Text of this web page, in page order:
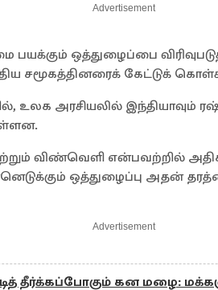
Advertisement
பயக்கும் ஒத்துழைப்பை
சமூகத்தினரைக் கேட்டுக்
உலக அரசியலில் இந்தியாவும்
மற்றும் விண்வெளி என்பவற்றில்
ஒத்துழைப்பு அதன்
Advertisement
தீர்க்கப்போகும் கன மழை: